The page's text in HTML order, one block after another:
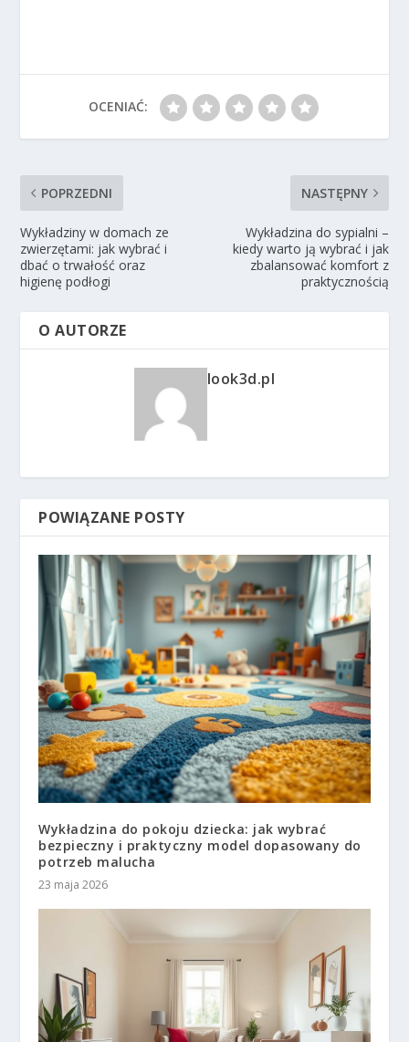
OCENIAĆ:
POPRZEDNI
Wykładziny w domach ze
zwierzętami: jak wybrać i
dbać o trwałość oraz
higienę podłogi
NASTĘPNY
Wykładzina do sypialni –
kiedy warto ją wybrać i jak
zbalansować komfort z
praktycznością
O AUTORZE
look3d.pl
POWIĄZANE POSTY
Wykładzina do pokoju dziecka: jak wybrać
bezpieczny i praktyczny model dopasowany do
potrzeb malucha
23 maja 2026